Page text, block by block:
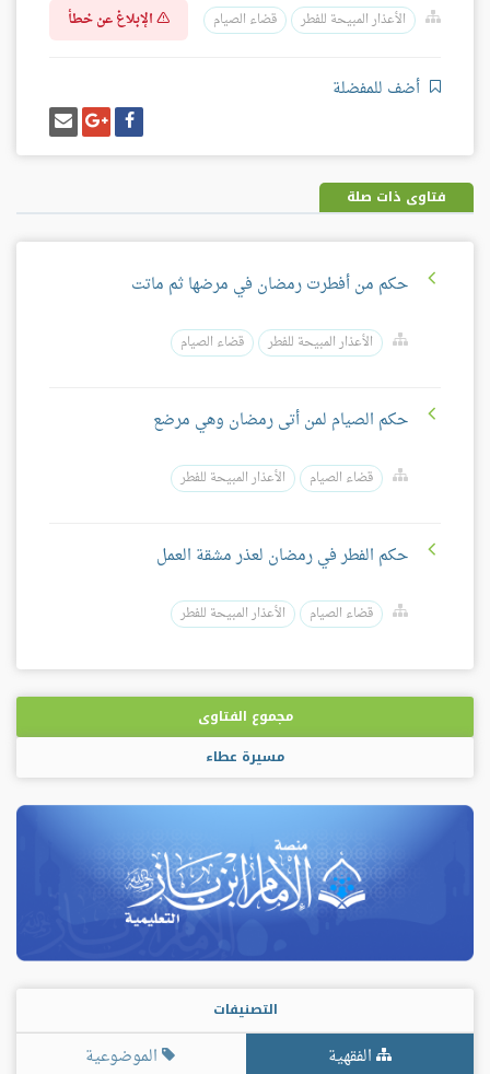
الأعذار المبيحة للفطر قضاء الصيام الإبلاغ عن خطأ
أضف للمفضلة
شارك
على
فيسبوك
شارك
على
غوغل
بلس
إرسل
إيميل
فتاوى ذات صلة
حكم من أفطرت رمضان في مرضها ثم ماتت
الأعذار المبيحة للفطر قضاء الصيام
حكم الصيام لمن أتى رمضان وهي مرضع
قضاء الصيام الأعذار المبيحة للفطر
حكم الفطر في رمضان لعذر مشقة العمل
قضاء الصيام الأعذار المبيحة للفطر
مجموع الفتاوى
مسيرة عطاء
التصنيفات
الفقهية
الموضوعية